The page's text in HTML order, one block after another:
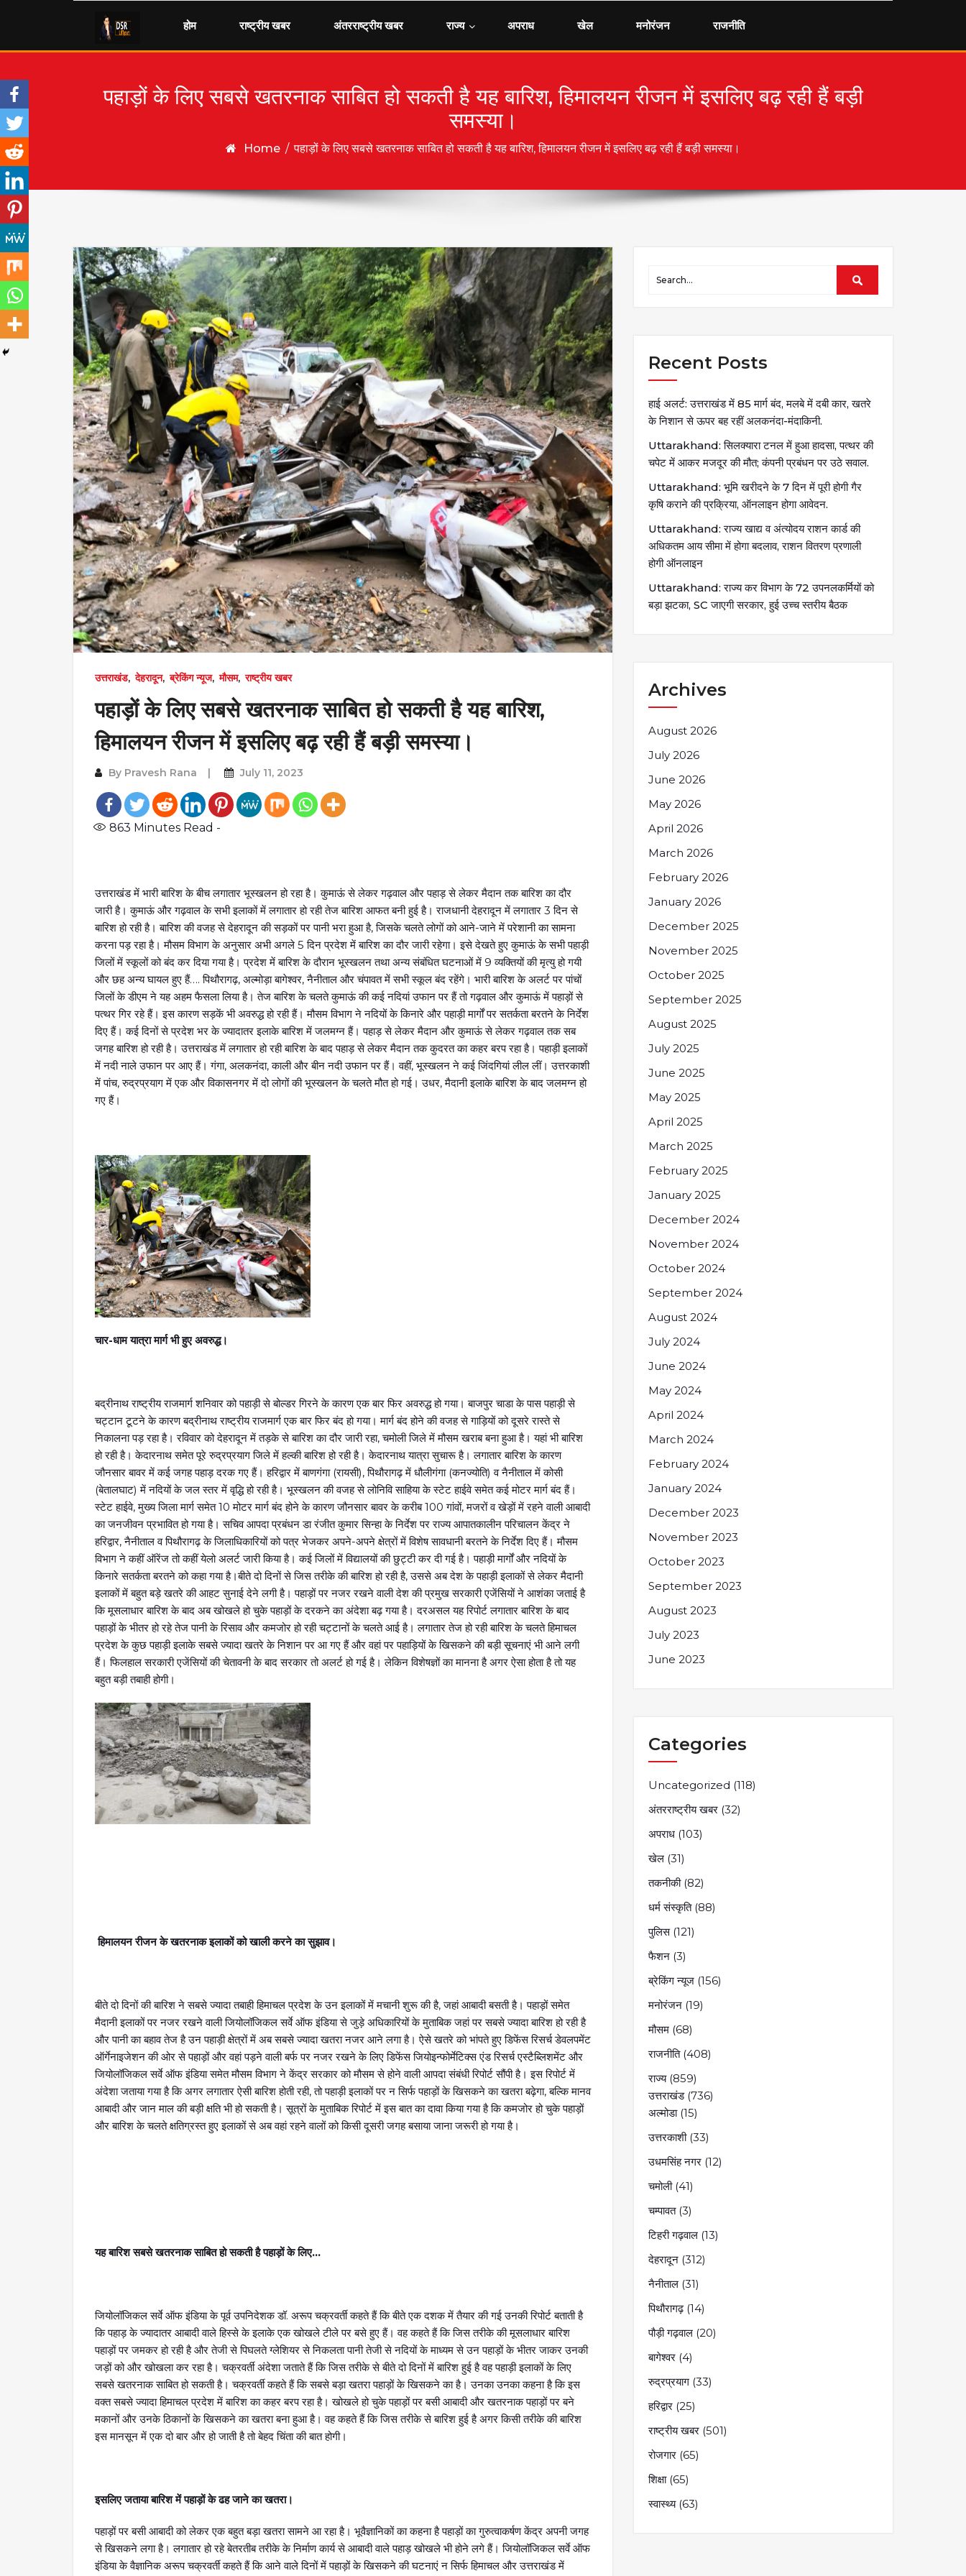
होम
राष्ट्रीय खबर अंतरराष्ट्रीय खबर राज्य अपराध खेल मनोरंजन राजनीति
पहाड़ों के लिए सबसे खतरनाक साबित हो सकती है यह बारिश, हिमालयन रीजन में इसलिए बढ़ रही हैं बड़ी
समस्या।
Home / पहाड़ों के लिए सबसे खतरनाक साबित हो सकती है यह बारिश, हिमालयन रीजन में इसलिए बढ़ रही हैं बड़ी समस्या।
उत्तराखंड, देहरादून, ब्रेकिंग न्यूज, मौसम, राष्ट्रीय खबर
पहाड़ों के लिए सबसे खतरनाक साबित हो सकती है यह बारिश,
हिमालयन रीजन में इसलिए बढ़ रही हैं बड़ी समस्या।
By Pravesh Rana July 11, 2023
863 Minutes Read -
उत्तराखंड में भारी बारिश के बीच लगातार भूस्खलन हो रहा है। कुमाऊं से लेकर गढ़वाल और पहाड़ से लेकर मैदान तक बारिश का दौर
जारी है। कुमाऊं और गढ़वाल के सभी इलाकों में लगातार हो रही तेज बारिश आफत बनी हुई है। राजधानी देहरादून में लगातार 3 दिन से
बारिश हो रही है। बारिश की वजह से देहरादून की सड़कों पर पानी भरा हुआ है, जिसके चलते लोगों को आने-जाने में परेशानी का सामना
करना पड़ रहा है। मौसम विभाग के अनुसार अभी अगले 5 दिन प्रदेश में बारिश का दौर जारी रहेगा। इसे देखते हुए कुमाऊं के सभी पहाड़ी
जिलों में स्कूलों को बंद कर दिया गया है। प्रदेश में बारिश के दौरान भूस्खलन तथा अन्य संबंधित घटनाओं में 9 व्यक्तियों की मृत्यु हो गयी
और छह अन्य घायल हुए हैं…. पिथौरागढ़, अल्मोड़ा बागेश्वर, नैनीताल और चंपावत में सभी स्कूल बंद रहेंगे। भारी बारिश के अलर्ट पर पांचों
जिलों के डीएम ने यह अहम फैसला लिया है। तेज बारिश के चलते कुमाऊं की कई नदियां उफान पर हैं तो गढ़वाल और कुमाऊं में पहाड़ों से
पत्थर गिर रहे हैं। इस कारण सड़कें भी अवरुद्ध हो रही हैं। मौसम विभाग ने नदियों के किनारे और पहाड़ी मार्गों पर सतर्कता बरतने के निर्देश
दिए हैं। कई दिनों से प्रदेश भर के ज्यादातर इलाके बारिश में जलमग्न हैं। पहाड़ से लेकर मैदान और कुमाऊं से लेकर गढ़वाल तक सब
जगह बारिश हो रही है। उत्तराखंड में लगातार हो रही बारिश के बाद पहाड़ से लेकर मैदान तक कुदरत का कहर बरप रहा है। पहाड़ी इलाकों
में नदी नाले उफान पर आए हैं। गंगा, अलकनंदा, काली और बीन नदी उफान पर हैं। वहीं, भूस्खलन ने कई जिंदगियां लील लीं। उत्तरकाशी
में पांच, रुद्रप्रयाग में एक और विकासनगर में दो लोगों की भूस्खलन के चलते मौत हो गई। उधर, मैदानी इलाके बारिश के बाद जलमग्न हो
गए हैं।
चार-धाम यात्रा मार्ग भी हुए अवरुद्ध।
बद्रीनाथ राष्ट्रीय राजमार्ग शनिवार को पहाड़ी से बोल्डर गिरने के कारण एक बार फिर अवरुद्ध हो गया। बाजपुर चाडा के पास पहाड़ी से
चट्टान टूटने के कारण बद्रीनाथ राष्ट्रीय राजमार्ग एक बार फिर बंद हो गया। मार्ग बंद होने की वजह से गाड़ियों को दूसरे रास्ते से
निकालना पड़ रहा है। रविवार को देहरादून में तड़के से बारिश का दौर जारी रहा, चमोली जिले में मौसम खराब बना हुआ है। यहां भी बारिश
हो रही है। केदारनाथ समेत पूरे रुद्रप्रयाग जिले में हल्की बारिश हो रही है। केदारनाथ यात्रा सुचारू है। लगातार बारिश के कारण
जौनसार बावर में कई जगह पहाड़ दरक गए हैं। हरिद्वार में बाणगंगा (रायसी), पिथौरागढ़ में धौलीगंगा (कनज्योति) व नैनीताल में कोसी
(बेतालघाट) में नदियों के जल स्तर में वृद्धि हो रही है। भूस्खलन की वजह से लोनिवि साहिया के स्टेट हाईवे समेत कई मोटर मार्ग बंद हैं।
स्टेट हाईवे, मुख्य जिला मार्ग समेत 10 मोटर मार्ग बंद होने के कारण जौनसार बावर के करीब 100 गांवों, मजरों व खेड़ों में रहने वाली आबादी
का जनजीवन प्रभावित हो गया है। सचिव आपदा प्रबंधन डा रंजीत कुमार सिन्हा के निर्देश पर राज्य आपातकालीन परिचालन केंद्र ने
हरिद्वार, नैनीताल व पिथौरागढ़ के जिलाधिकारियों को पत्र भेजकर अपने-अपने क्षेत्रों में विशेष सावधानी बरतने के निर्देश दिए हैं। मौसम
विभाग ने कहीं ऑरेंज तो कहीं येलो अलर्ट जारी किया है। कई जिलों में विद्यालयों की छुट्टी कर दी गई है। पहाड़ी मार्गों और नदियों के
किनारे सतर्कता बरतने को कहा गया है।बीते दो दिनों से जिस तरीके की बारिश हो रही है, उससे अब देश के पहाड़ी इलाकों से लेकर मैदानी
इलाकों में बहुत बड़े खतरे की आहट सुनाई देने लगी है। पहाड़ों पर नजर रखने वाली देश की प्रमुख सरकारी एजेंसियों ने आशंका जताई है
कि मूसलाधार बारिश के बाद अब खोखले हो चुके पहाड़ों के दरकने का अंदेशा बढ़ गया है। दरअसल यह रिपोर्ट लगातार बारिश के बाद
पहाड़ों के भीतर हो रहे तेज पानी के रिसाव और कमजोर हो रही चट्टानों के चलते आई है। लगातार तेज हो रही बारिश के चलते हिमाचल
प्रदेश के कुछ पहाड़ी इलाके सबसे ज्यादा खतरे के निशान पर आ गए हैं और वहां पर पहाड़ियों के खिसकने की बड़ी सूचनाएं भी आने लगी
हैं। फिलहाल सरकारी एजेंसियों की चेतावनी के बाद सरकार तो अलर्ट हो गई है। लेकिन विशेषज्ञों का मानना है अगर ऐसा होता है तो यह
बहुत बड़ी तबाही होगी।
हिमालयन रीजन के खतरनाक इलाकों को खाली करने का सुझाव।
बीते दो दिनों की बारिश ने सबसे ज्यादा तबाही हिमाचल प्रदेश के उन इलाकों में मचानी शुरू की है, जहां आबादी बसती है। पहाड़ों समेत
मैदानी इलाकों पर नजर रखने वाली जियोलॉजिकल सर्वे ऑफ इंडिया से जुड़े अधिकारियों के मुताबिक जहां पर सबसे ज्यादा बारिश हो रही है
और पानी का बहाव तेज है उन पहाड़ी क्षेत्रों में अब सबसे ज्यादा खतरा नजर आने लगा है। ऐसे खतरे को भांपते हुए डिफेंस रिसर्च डेवलपमेंट
ऑर्गेनाइजेशन की ओर से पहाड़ों और वहां पड़ने वाली बर्फ पर नजर रखने के लिए डिफेंस जियोइन्फोर्मेटिक्स एंड रिसर्च एस्टैब्लिशमेंट और
जियोलॉजिकल सर्वे ऑफ इंडिया समेत मौसम विभाग ने केंद्र सरकार को मौसम से होने वाली आपदा संबंधी रिपोर्ट सौंपी है। इस रिपोर्ट में
अंदेशा जताया गया है कि अगर लगातार ऐसी बारिश होती रही, तो पहाड़ी इलाकों पर न सिर्फ पहाड़ों के खिसकने का खतरा बढ़ेगा, बल्कि मानव
आबादी और जान माल की बड़ी क्षति भी हो सकती है। सूत्रों के मुताबिक रिपोर्ट में इस बात का दावा किया गया है कि कमजोर हो चुके पहाड़ों
और बारिश के चलते क्षतिग्रस्त हुए इलाकों से अब वहां रहने वालों को किसी दूसरी जगह बसाया जाना जरूरी हो गया है।
यह बारिश सबसे खतरनाक साबित हो सकती है पहाड़ों के लिए…
जियोलॉजिकल सर्वे ऑफ इंडिया के पूर्व उपनिदेशक डॉ. अरूप चक्रवर्ती कहते हैं कि बीते एक दशक में तैयार की गई उनकी रिपोर्ट बताती है
कि पहाड़ के ज्यादातर आबादी वाले हिस्से के इलाके एक खोखले टीले पर बसे हुए हैं। वह कहते हैं कि जिस तरीके की मूसलाधार बारिश
पहाड़ों पर जमकर हो रही है और तेजी से पिघलते ग्लेशियर से निकलता पानी तेजी से नदियों के माध्यम से उन पहाड़ों के भीतर जाकर उनकी
जड़ों को और खोखला कर रहा है। चक्रवर्ती अंदेशा जताते हैं कि जिस तरीके से बीते दो दिनों में बारिश हुई है वह पहाड़ी इलाकों के लिए
सबसे खतरनाक साबित हो सकती है। चक्रवर्ती कहते हैं कि सबसे बड़ा खतरा पहाड़ों के खिसकने का है। उनका उनका कहना है कि इस
वक्त सबसे ज्यादा हिमाचल प्रदेश में बारिश का कहर बरप रहा है। खोखले हो चुके पहाड़ों पर बसी आबादी और खतरनाक पहाड़ों पर बने
मकानों और उनके ठिकानों के खिसकने का खतरा बना हुआ है। वह कहते हैं कि जिस तरीके से बारिश हुई है अगर किसी तरीके की बारिश
इस मानसून में एक दो बार और हो जाती है तो बेहद चिंता की बात होगी।
इसलिए जताया बारिश में पहाड़ों के ढह जाने का खतरा।
पहाड़ों पर बसी आबादी को लेकर एक बहुत बड़ा खतरा सामने आ रहा है। भूवैज्ञानिकों का कहना है पहाड़ों का गुरुत्वाकर्षण केंद्र अपनी जगह
से खिसकने लगा है। लगातार हो रहे बेतरतीब तरीके के निर्माण कार्य से आबादी वाले पहाड़ खोखले भी होने लगे हैं। जियोलॉजिकल सर्वे ऑफ
इंडिया के वैज्ञानिक अरूप चक्रवर्ती कहते हैं कि आने वाले दिनों में पहाड़ों के खिसकने की घटनाएं न सिर्फ हिमाचल और उत्तराखंड में
Recent Posts
हाई अलर्ट: उत्तराखंड में 85 मार्ग बंद, मलबे में दबी कार, खतरे
के निशान से ऊपर बह रहीं अलकनंदा-मंदाकिनी.
Uttarakhand: सिलक्यारा टनल में हुआ हादसा, पत्थर की
चपेट में आकर मजदूर की मौत; कंपनी प्रबंधन पर उठे सवाल.
Uttarakhand: भूमि खरीदने के 7 दिन में पूरी होगी गैर
कृषि कराने की प्रक्रिया, ऑनलाइन होगा आवेदन.
Uttarakhand: राज्य खाद्य व अंत्योदय राशन कार्ड की
अधिकतम आय सीमा में होगा बदलाव, राशन वितरण प्रणाली
होगी ऑनलाइन
Uttarakhand: राज्य कर विभाग के 72 उपनलकर्मियों को
बड़ा झटका, SC जाएगी सरकार, हुई उच्च स्तरीय बैठक
Archives
August 2026
July 2026
June 2026
May 2026
April 2026
March 2026
February 2026
January 2026
December 2025
November 2025
October 2025
September 2025
August 2025
July 2025
June 2025
May 2025
April 2025
March 2025
February 2025
January 2025
December 2024
November 2024
October 2024
September 2024
August 2024
July 2024
June 2024
May 2024
April 2024
March 2024
February 2024
January 2024
December 2023
November 2023
October 2023
September 2023
August 2023
July 2023
June 2023
Categories
Uncategorized (118)
अंतरराष्ट्रीय खबर (32)
अपराध (103)
खेल (31)
तकनीकी(82)
धर्म संस्कृति(88)
पुलिस(121)
फैशन (3)
ब्रेकिंग न्यूज (156)
मनोरंजन (19)
मौसम (68)
राजनीति(408)
राज्य(859)
उत्तराखंड(736)
अल्मोडा(15)
उत्तरकाशी(33)
उधमसिंह नगर (12)
चमोली(41)
चम्पावत(3)
टिहरी गढ़वाल (13)
देहरादून (312)
नैनीताल (31)
पिथौरागढ़(14)
पौड़ी गढ़वाल (20)
बागेश्वर (4)
रुद्रप्रयाग (33)
हरिद्वार (25)
राष्ट्रीय खबर (501)
रोजगार (65)
शिक्षा(65)
स्वास्थ्य(63)